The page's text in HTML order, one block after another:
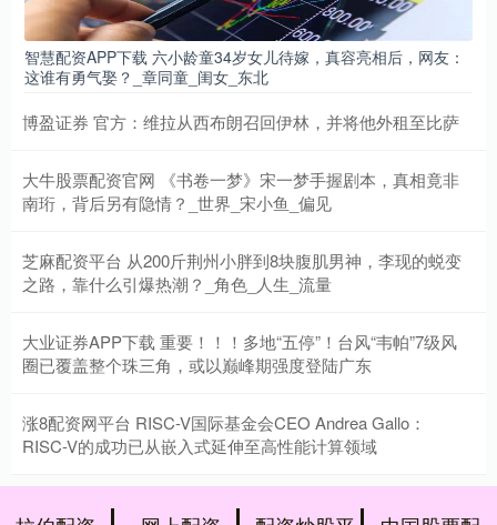
智慧配资APP下载 六小龄童34岁女儿待嫁，真容亮相后，网友：
这谁有勇气娶？_章同童_闺女_东北
博盈证券 官方：维拉从西布朗召回伊林，并将他外租至比萨
大牛股票配资官网 《书卷一梦》宋一梦手握剧本，真相竟非
南珩，背后另有隐情？_世界_宋小鱼_偏见
芝麻配资平台 从200斤荆州小胖到8块腹肌男神，李现的蜕变
之路，靠什么引爆热潮？_角色_人生_流量
大业证券APP下载 重要！！！多地“五停”！台风“韦帕”7级风
圈已覆盖整个珠三角，或以巅峰期强度登陆广东
涨8配资网平台 RISC-V国际基金会CEO Andrea Gallo：
RISC-V的成功已从嵌入式延伸至高性能计算领域